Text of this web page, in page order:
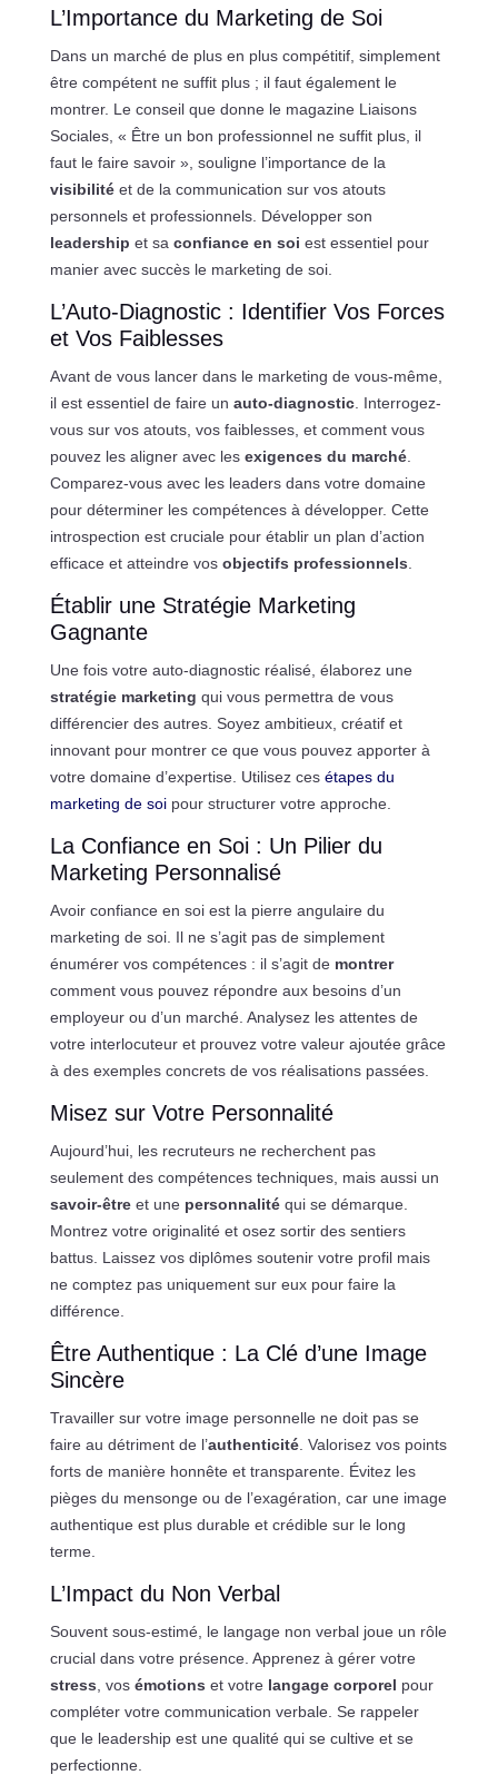
L’Importance du Marketing de Soi
Dans un marché de plus en plus compétitif, simplement
être compétent ne suffit plus ; il faut également le
montrer. Le conseil que donne le magazine Liaisons
Sociales, « Être un bon professionnel ne suffit plus, il
faut le faire savoir », souligne l’importance de la
visibilitéet de la communication sur vos atouts
personnels et professionnels. Développer son
leadership et sa confiance en soi est essentiel pour
manier avec succès le marketing de soi.
L’Auto-Diagnostic : Identifier Vos Forces
et Vos Faiblesses
Avant de vous lancer dans le marketing de vous-même,
il est essentiel de faire un auto-diagnostic. Interrogez-
vous sur vos atouts, vos faiblesses, et comment vous
pouvez les aligner avec les exigences du marché.
Comparez-vous avec les leaders dans votre domaine
pour déterminer les compétences à développer. Cette
introspection est cruciale pour établir un plan d’action
efficace et atteindre vos objectifs professionnels.
Établir une Stratégie Marketing
Gagnante
Une fois votre auto-diagnostic réalisé, élaborez une
stratégie marketing qui vous permettra de vous
différencier des autres. Soyez ambitieux, créatif et
innovant pour montrer ce que vous pouvez apporter à
votre domaine d’expertise. Utilisez ces étapes du
marketing de soipour structurer votre approche.
La Confiance en Soi : Un Pilier du
Marketing Personnalisé
Avoir confiance en soi est la pierre angulaire du
marketing de soi. Il ne s’agit pas de simplement
énumérer vos compétences : il s’agit de montrer
comment vous pouvez répondre aux besoins d’un
employeur ou d’un marché. Analysez les attentes de
votre interlocuteur et prouvez votre valeur ajoutée grâce
à des exemples concrets de vos réalisations passées.
Misez sur Votre Personnalité
Aujourd’hui, les recruteurs ne recherchent pas
seulement des compétences techniques, mais aussi un
savoir-êtreet une personnalitéqui se démarque.
Montrez votre originalité et osez sortir des sentiers
battus. Laissez vos diplômes soutenir votre profil mais
ne comptez pas uniquement sur eux pour faire la
différence.
Être Authentique : La Clé d’une Image
Sincère
Travailler sur votre image personnelle ne doit pas se
faire au détriment de l’authenticité. Valorisez vos points
forts de manière honnête et transparente. Évitez les
pièges du mensonge ou de l’exagération, car une image
authentique est plus durable et crédible sur le long
terme.
L’Impact du Non Verbal
Souvent sous-estimé, le langage non verbal joue un rôle
crucial dans votre présence. Apprenez à gérer votre
stress, vos émotions et votre langage corporel pour
compléter votre communication verbale. Se rappeler
que le leadership est une qualité qui se cultive et se
perfectionne.